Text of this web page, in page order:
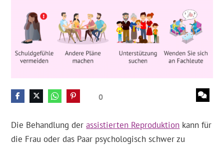
0
Die Behandlung derassistierten Reproduktion kann für
die Frau oder das Paar psychologisch schwer zu